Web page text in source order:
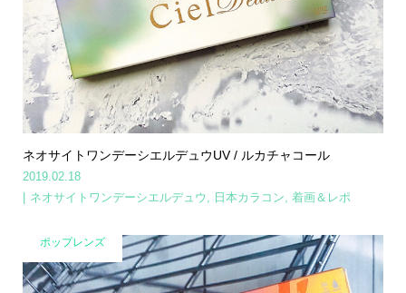
ネオサイトワンデーシエルデュウUV / ルカチャコール
2019.02.18
ネオサイトワンデーシエルデュウ , 日本カラコン, 着画＆レポ
ポップレンズ
Home Share Search Contact